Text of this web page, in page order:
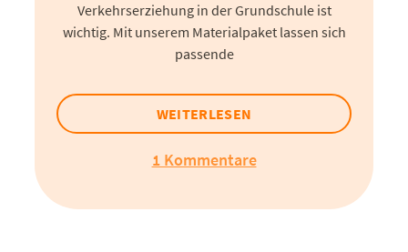
Verkehrserziehung in der Grundschule ist
wichtig. Mit unserem Materialpaket lassen sich
passende
WEITERLESEN
1 Kommentare